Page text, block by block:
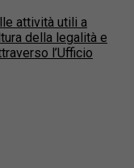
attività utili a
della legalità e
l’Ufficio